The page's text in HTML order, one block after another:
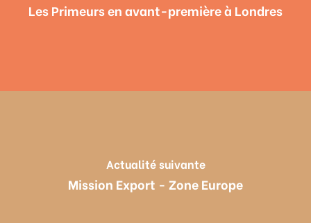
Les Primeurs en avant-première à Londres
Actualité suivante
Mission Export - Zone Europe